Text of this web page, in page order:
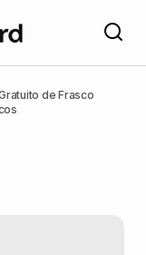
de Frasco